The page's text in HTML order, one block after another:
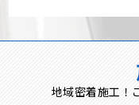
地域密着施工！